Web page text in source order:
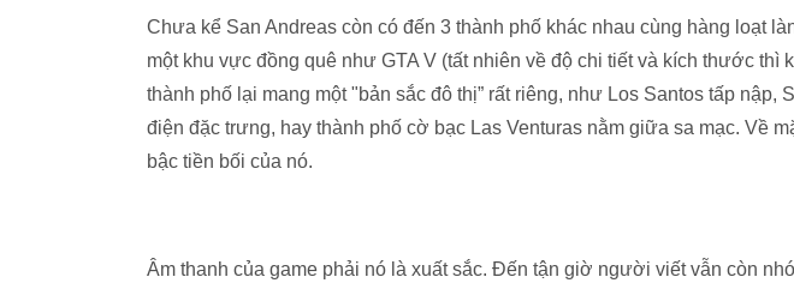
Chưa kể San Andreas còn có đến 3 thành phố khác nhau cùng hàng loạt
một khu vực đồng quê như GTA V (tất nhiên về độ chi tiết và kích thước thì
thành phố lại mang một "bản sắc đô thị” rất riêng, như Los Santos tấp nập,
điện đặc trưng, hay thành phố cờ bạc Las Venturas nằm giữa sa mạc. Về
bậc tiền bối của nó.
Âm thanh của game phải nó là xuất sắc. Đến tận giờ người viết vẫn còn